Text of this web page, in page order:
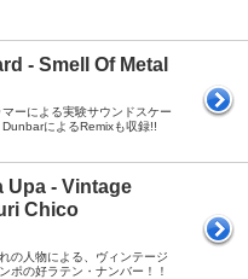
- Smell Of Metal
ーによる実験サウンドスケー
によるRemixも収録!!
Upa - Vintage
Chico
の人物による、ヴィンテージ
ポの好ラテン・ナンバー！！